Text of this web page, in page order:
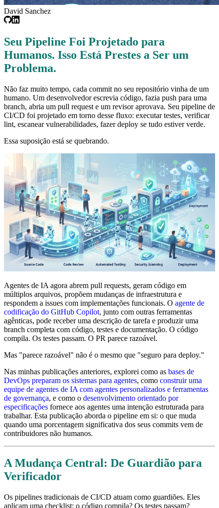
David Sanchez
Seu Pipeline Foi Projetado para
Humanos. Isso Está Prestes a Ser um
Problema.
Não faz muito tempo, cada commit no seu repositório vinha de um
humano. Um desenvolvedor escrevia código, fazia push para uma
branch, abria um pull request e um revisor aprovava. Seu pipeline de
CI/CD foi projetado em torno desse fluxo: executar testes, verificar
lint, escanear vulnerabilidades, fazer deploy se tudo estiver verde.
Essa suposição está se quebrando.
Agentes de IA agora abrem pull requests, geram código em
múltiplos arquivos, propõem mudanças de infraestrutura e
respondem a issues com implementações funcionais. O agente de
codificação do GitHub Copilot, junto com outras ferramentas
agênticas, pode receber uma descrição de tarefa e produzir uma
branch completa com código, testes e documentação. O código
compila. Os testes passam. O PR parece razoável.
Mas "parece razoável" não é o mesmo que "seguro para deploy."
Nas minhas publicações anteriores, explorei como as bases de
DevOps preparam os sistemas para agentes, como construir uma
equipe de agentes de IA com agentes personalizados e ferramentas
de governança, e como o desenvolvimento orientado por
especificações fornece aos agentes uma intenção estruturada para
trabalhar. Esta publicação aborda o pipeline em si: o que muda
quando uma porcentagem significativa dos seus commits vem de
contribuidores não humanos.
A Mudança Central: De Guardião para
Verificador
Os pipelines tradicionais de CI/CD atuam como guardiões. Eles
aplicam uma checklist: o código compila? Os testes passam?